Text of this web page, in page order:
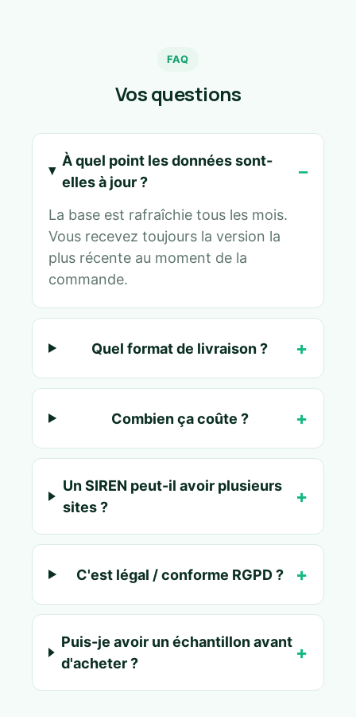
FAQ
Vos questions
À quel point les données sont-
elles à jour ?
La base est rafraîchie tous les mois.
Vous recevez toujours la version la
plus récente au moment de la
commande.
Quel format de livraison ?
Combien ça coûte ?
Un SIREN peut-il avoir plusieurs
sites ?
C'est légal / conforme RGPD ?
Puis-je avoir un échantillon avant
d'acheter ?